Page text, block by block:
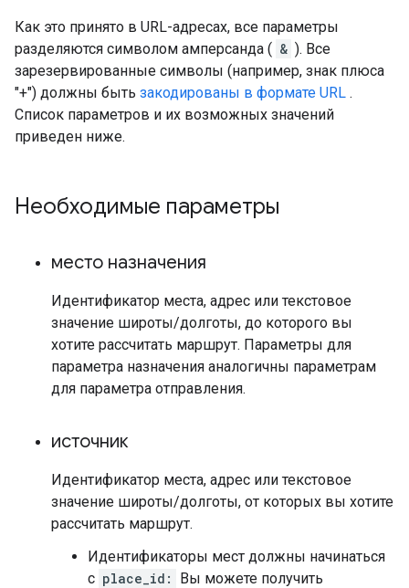
Как это принято в URL-адресах, все параметры
разделяются символом амперсанда ( & ). Все
зарезервированные символы (например, знак плюса
"+") должны быть закодированы в формате URL .
Список параметров и их возможных значений
приведен ниже.
Необходимые параметры
место назначения
Идентификатор места, адрес или текстовое
значение широты/долготы, до которого вы
хотите рассчитать маршрут. Параметры для
параметра назначения аналогичны параметрам
для параметра отправления.
источник
Идентификатор места, адрес или текстовое
значение широты/долготы, от которых вы хотите
рассчитать маршрут.
Идентификаторы мест должны начинаться
с place_id:
Вы можете получить